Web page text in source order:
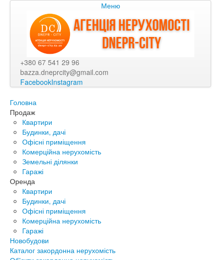
Меню
+380 67 541 29 96
bazza.dneprcity@gmail.com
FacebookInstagram
Головна
Продаж
Квартири
Будинки, дачі
Офісні приміщення
Комерційна нерухомість
Земельні ділянки
Гаражі
Оренда
Квартири
Будинки, дачі
Офісні приміщення
Комерційна нерухомість
Гаражі
Новобудови
Каталог закордонна нерухомість